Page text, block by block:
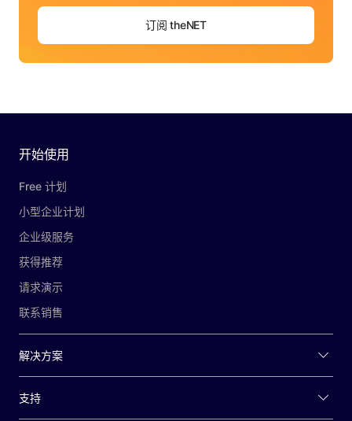
订阅 theNET
开始使用
Free 计划
小型企业计划
企业级服务
获得推荐
请求演示
联系销售
解决方案
支持